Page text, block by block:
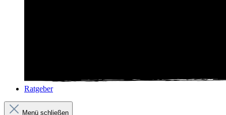
Ratgeber
Menü schließen